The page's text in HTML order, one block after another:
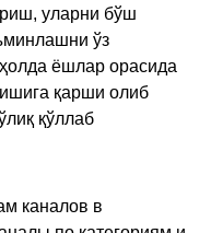
уларни бўш
ўз
ёшлар орасида
қарши олиб
қўллаб
каналов в